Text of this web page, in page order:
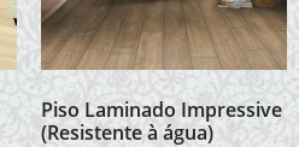
Piso Laminado Impressive
(Resistente à água)